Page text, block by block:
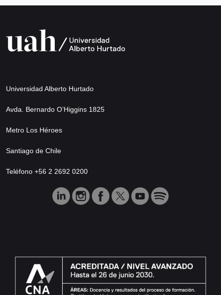
Universidad Alberto Hurtado
Avda. Bernardo O’Higgins 1825
Metro Los Héroes
Santiago de Chile
Teléfono +56 2 2692 0200